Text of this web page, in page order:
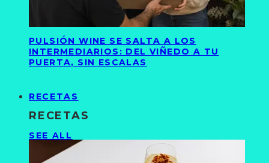
PULSIÓN WINE SE SALTA A LOS
INTERMEDIARIOS: DEL VIÑEDO A TU
PUERTA, SIN ESCALAS
RECETAS
RECETAS
SEE ALL